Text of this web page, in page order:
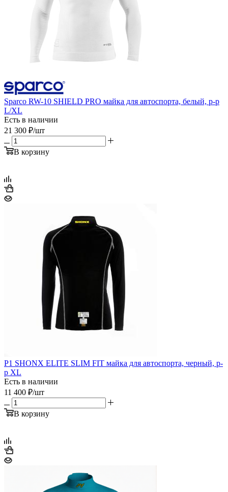
Sparco RW-10 SHIELD PRO майка для автоспорта, белый, р-р
L/XL
Есть в наличии
21 300 ₽/шт
В корзину
P1 SHONX ELITE SLIM FIT майка для автоспорта, черный, р-
р XL
Есть в наличии
11 400 ₽/шт
В корзину